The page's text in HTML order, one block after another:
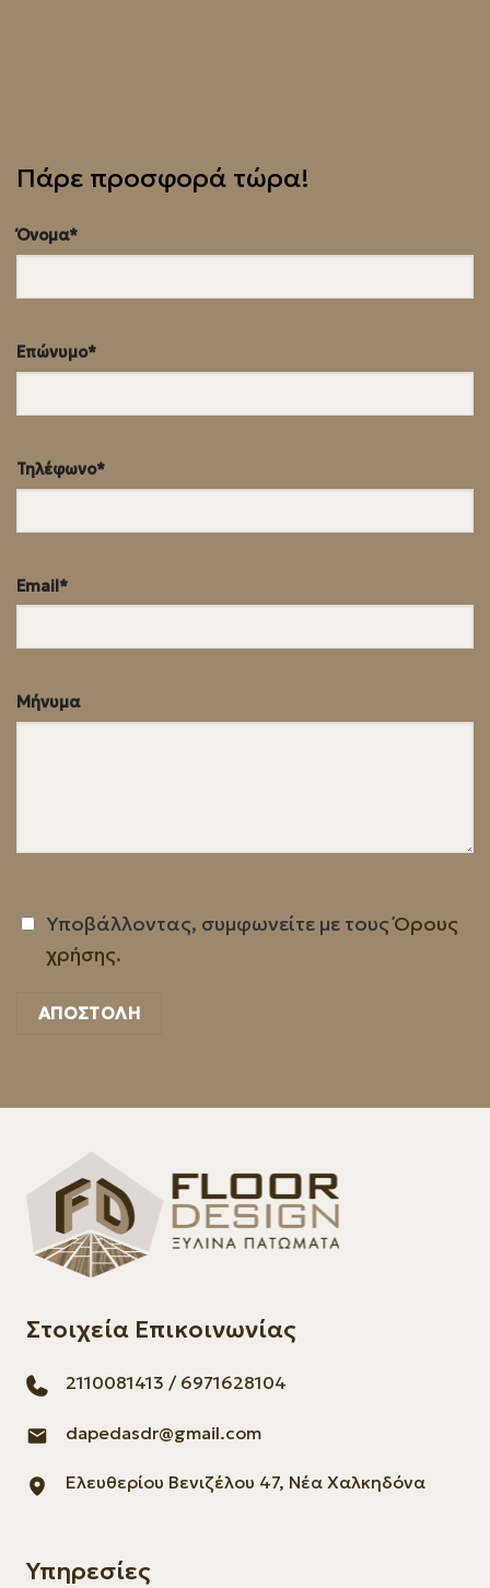
Πάρε προσφορά τώρα!
Όνομα*
Επώνυμο*
Τηλέφωνο*
Email*
Μήνυμα
Υποβάλλοντας, συμφωνείτε με τουςΌρους
χρήσης.
Στοιχεία Επικοινωνίας
2110081413 / 6971628104
dapedasdr@gmail.com
Ελευθερίου Βενιζέλου 47, Νέα Χαλκηδόνα
Υπηρεσίες